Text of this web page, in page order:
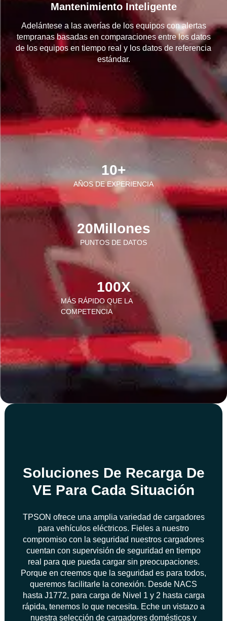
Mantenimiento Inteligente
Adelántese a las averías de los equipos con alertas
tempranas basadas en comparaciones entre los datos
de los equipos en tiempo real y los datos de referencia
estándar.
AÑOS DE EXPERIENCIA
10+
PUNTOS DE DATOS
20Millones
MÁS RÁPIDO QUE LA
COMPETENCIA
100X
Soluciones De Recarga De
VE Para Cada Situación
TPSON ofrece una amplia variedad de cargadores
para vehículos eléctricos. Fieles a nuestro
compromiso con la seguridad nuestros cargadores
cuentan con supervisión de seguridad en tiempo
real para que pueda cargar sin preocupaciones.
Porque en creemos que la seguridad es para todos,
queremos facilitarle la conexión. Desde NACS
hasta J1772, para carga de Nivel 1 y 2 hasta carga
rápida, tenemos lo que necesita. Eche un vistazo a
nuestra selección de cargadores domésticos y